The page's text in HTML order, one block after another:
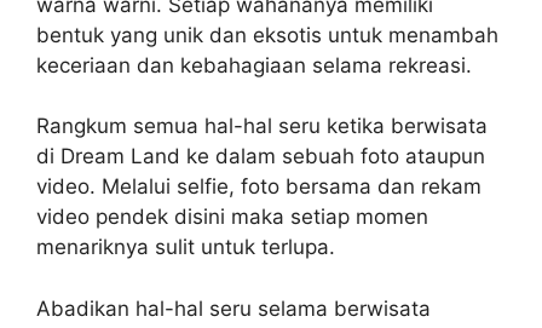
bentuk yang unik dan eksotis untuk menambah
keceriaan dan kebahagiaan selama rekreasi.
Rangkum semua hal-hal seru ketika berwisata
di Dream Land ke dalam sebuah foto ataupun
video. Melalui selfie, foto bersama dan rekam
video pendek disini maka setiap momen
menariknya sulit untuk terlupa.
Abadikan hal-hal seru selama berwisata